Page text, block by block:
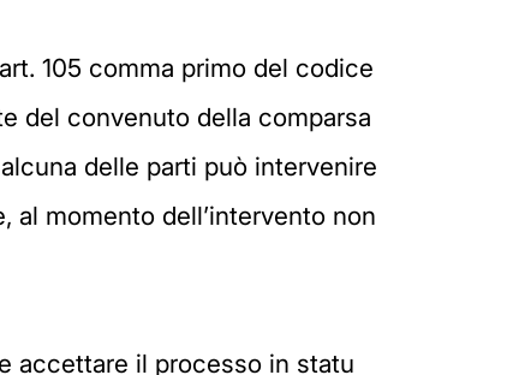
105 comma primo del codice
del convenuto della comparsa
delle parti può intervenire
al momento dell’intervento non
accettare il processo in statu